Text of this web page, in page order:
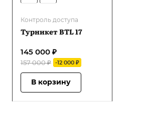
Контроль доступа
Турникет BTL 17
145 000 ₽
157 000 ₽ -12 000 ₽
В корзину